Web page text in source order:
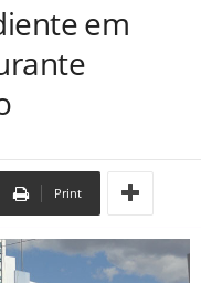
em
Print